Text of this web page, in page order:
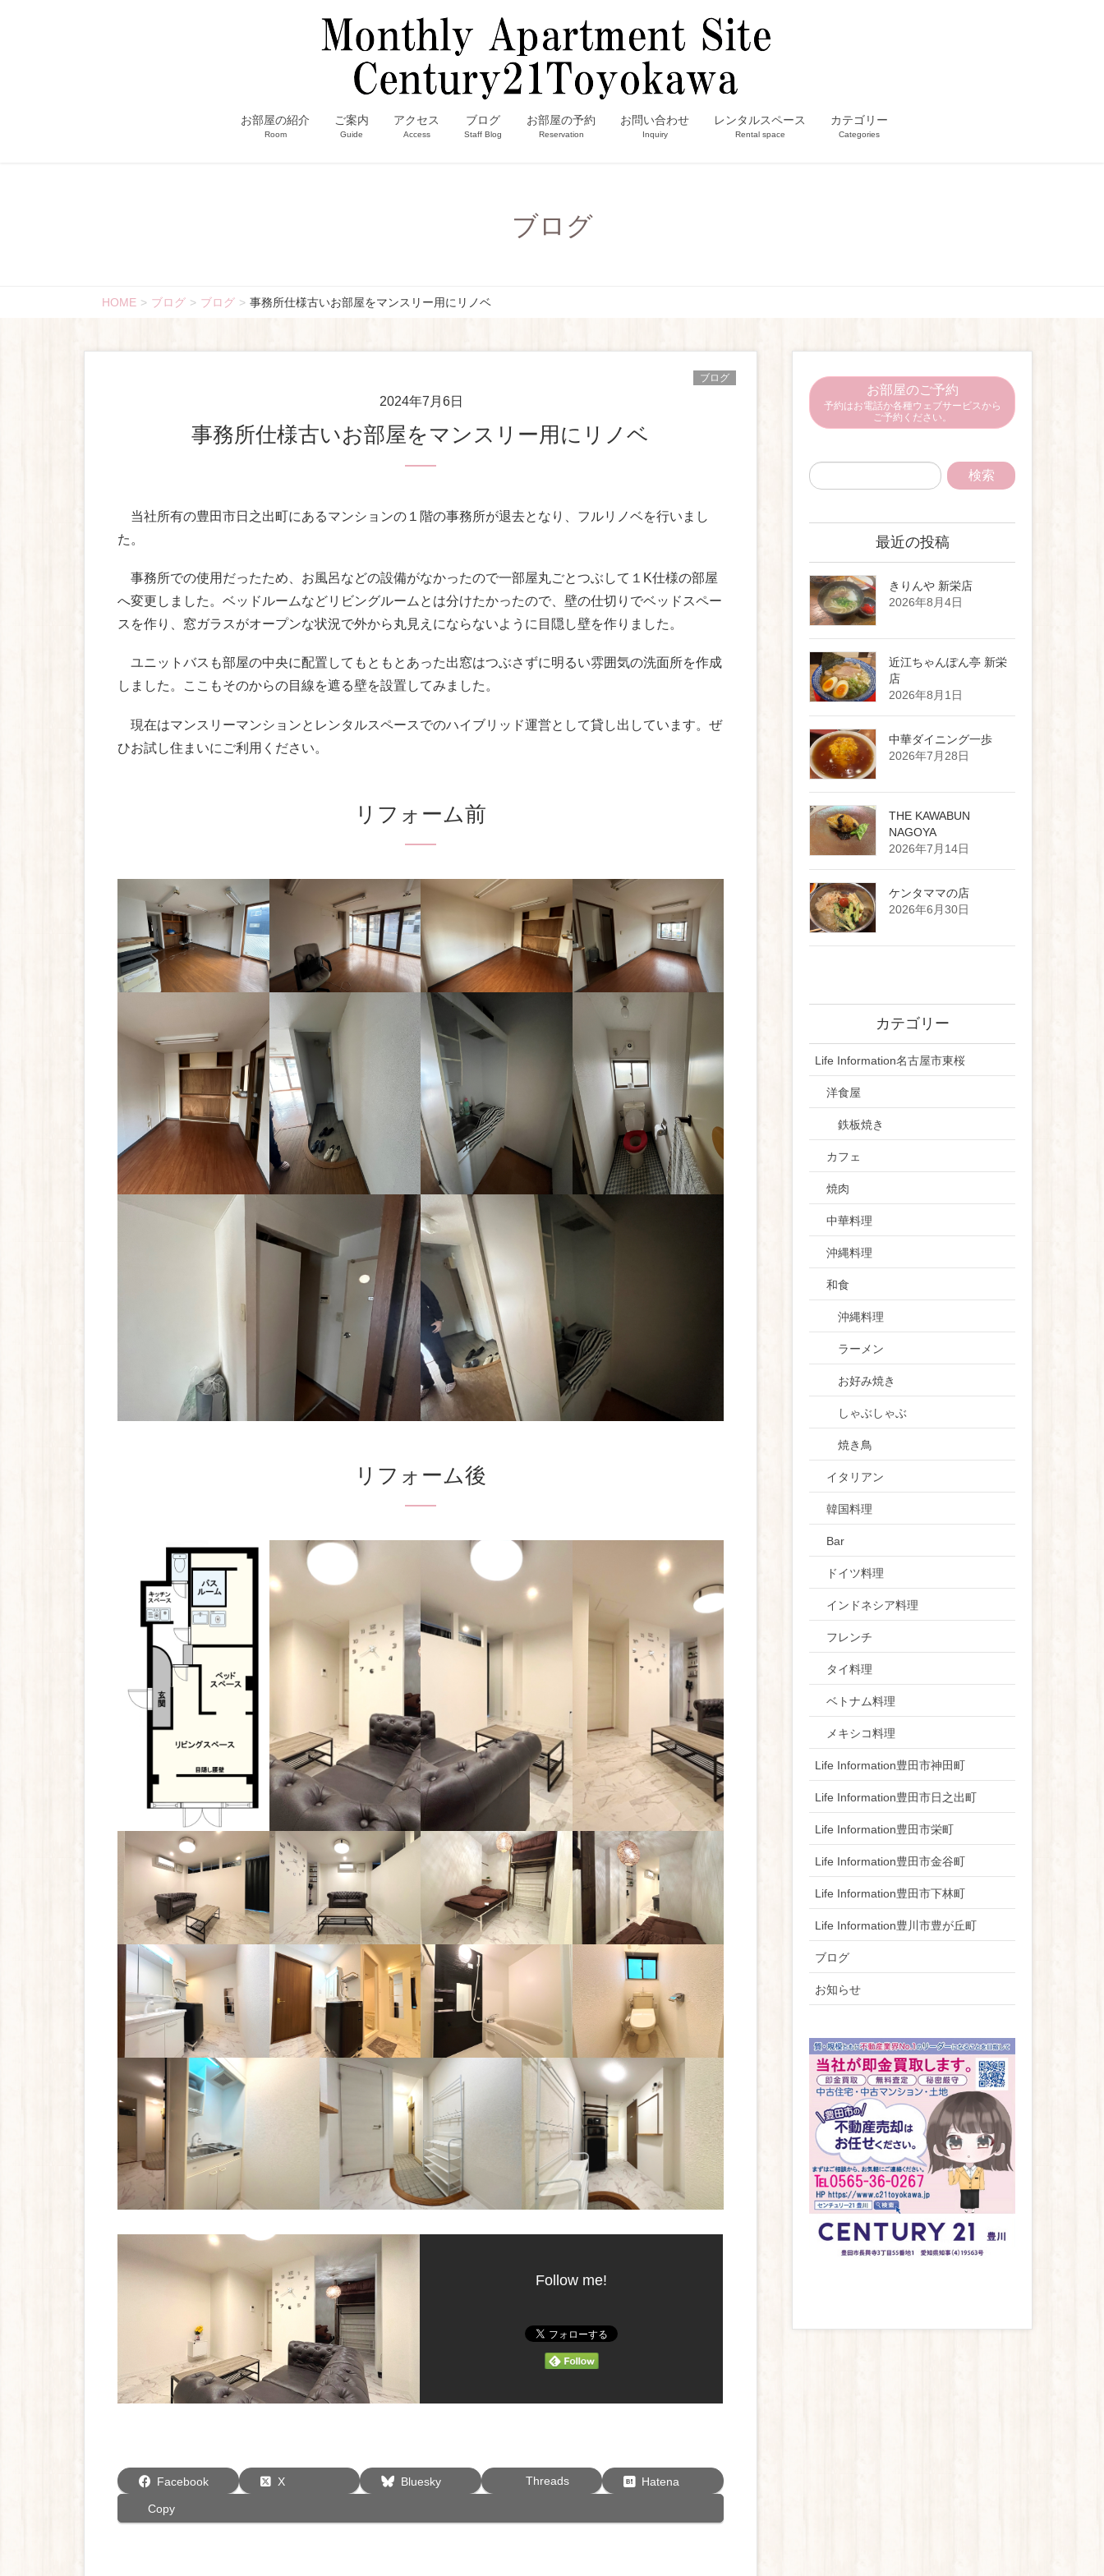
お部屋の紹介
Room
ご案内
Guide
アクセス
Access
ブログ
Staff Blog
お部屋の予約
Reservation
お問い合わせ
Inquiry
レンタルスペース
Rental space
カテゴリー
Categories
ブログ
HOME ブログ ブログ 事務所仕様古いお部屋をマンスリー用にリノベ
2024年7月6日
ブログ
事務所仕様古いお部屋をマンスリー用にリノベ
当社所有の豊田市日之出町にあるマンションの１階の事務所が退去となり、フルリノベを行いまし
た。
事務所での使用だったため、お風呂などの設備がなかったので一部屋丸ごとつぶして１K仕様の部屋
へ変更しました。ベッドルームなどリビングルームとは分けたかったので、壁の仕切りでベッドスペー
スを作り、窓ガラスがオープンな状況で外から丸見えにならないように目隠し壁を作りました。
ユニットバスも部屋の中央に配置してもともとあった出窓はつぶさずに明るい雰囲気の洗面所を作成
しました。ここもそのからの目線を遮る壁を設置してみました。
現在はマンスリーマンションとレンタルスペースでのハイブリッド運営として貸し出しています。ぜ
ひお試し住まいにご利用ください。
リフォーム前
リフォーム後
Follow me!
Facebook X Bluesky Threads Hatena
Copy
お部屋のご予約
予約はお電話か各種ウェブサービスから
ご予約ください。
最近の投稿
きりんや 新栄店
2026年8月4日
近江ちゃんぽん亭 新栄
店
2026年8月1日
中華ダイニング一歩
2026年7月28日
THE KAWABUN
NAGOYA
2026年7月14日
ケンタママの店
2026年6月30日
カテゴリー
Life Information名古屋市東桜
洋食屋
鉄板焼き
カフェ
焼肉
中華料理
沖縄料理
和食
沖縄料理
ラーメン
お好み焼き
しゃぶしゃぶ
焼き鳥
イタリアン
韓国料理
Bar
ドイツ料理
インドネシア料理
フレンチ
タイ料理
ベトナム料理
メキシコ料理
Life Information豊田市神田町
Life Information豊田市日之出町
Life Information豊田市栄町
Life Information豊田市金谷町
Life Information豊田市下林町
Life Information豊川市豊が丘町
ブログ
お知らせ